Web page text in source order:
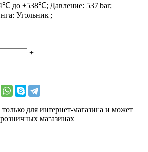
до +538℃; Давление: 537 bar;
Угольник ;
+
для интернет-магазина и может
магазинах